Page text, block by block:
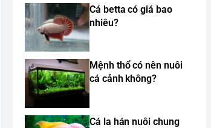
Cá betta có giá bao
nhiêu?
Mệnh thổ có nên nuôi
cá cảnh không?
Cá la hán nuôi chung